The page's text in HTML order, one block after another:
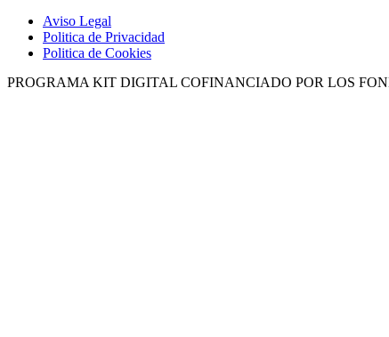
Aviso Legal
Politica de Privacidad
Politica de Cookies
PROGRAMA KIT DIGITAL COFINANCIADO POR LOS